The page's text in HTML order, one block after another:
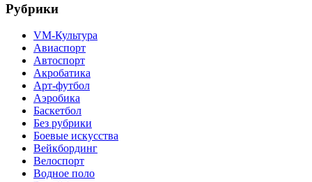
Рубрики
VM-Культура
Авиаспорт
Автоспорт
Акробатика
Арт-футбол
Аэробика
Баскетбол
Без рубрики
Боевые искусства
Вейкбординг
Велоспорт
Водное поло